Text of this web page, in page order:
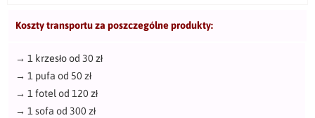
Koszty transportu za poszczególne produkty:
→ 1 krzesło od 30 zł
→ 1 pufa od 50 zł
→ 1 fotel od 120 zł
→ 1 sofa od 300 zł